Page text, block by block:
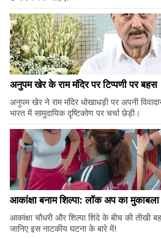
अनुपम खेर के राम मंदिर पर टिप्पणी पर बहस
अनुपम खेर ने राम मंदिर धोखाधड़ी पर अपनी
भारत में सामुदायिक दृष्टिकोण पर चर्चा छेड़ी।
आकांक्षा बनाम शिल्पा: लॉक अप का मुकाबला
आकांक्षा चौधरी और शिल्पा शिंदे के बीच की तीखी
जानिए इस नाटकीय घटना के बारे में!